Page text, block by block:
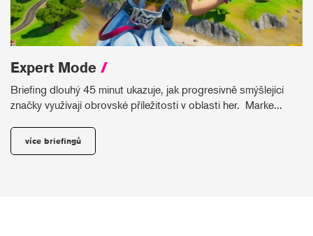
Expert Mode /
Briefing dlouhý 45 minut ukazuje, jak progresivně smýšlející
značky využívají obrovské příležitosti v oblasti her. Marke...
více briefingů